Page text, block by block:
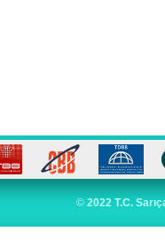
©2022 T.C.